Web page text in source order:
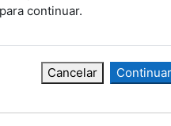
continuar.
Cancelar Continuar